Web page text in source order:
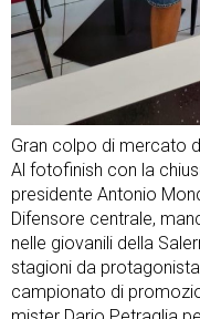
Gran colpo di mercato
Al fotofinish con la
presidente Antonio
Difensore centrale,
nelle giovanili della
stagioni da
campionato di